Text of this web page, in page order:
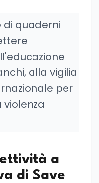
di quaderni
alla vigilia
per
violenza
a
di Save